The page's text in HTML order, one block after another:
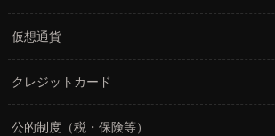
仮想通貨
クレジットカード
公的制度（税・保険等）